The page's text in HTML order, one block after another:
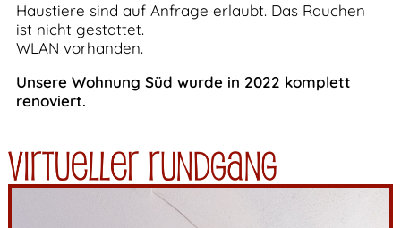
Haustiere sind auf Anfrage erlaubt. Das Rauchen
ist nicht gestattet.
WLAN vorhanden.
Unsere Wohnung Süd wurde in 2022 komplett
renoviert.